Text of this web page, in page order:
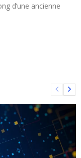
d’une ancienne